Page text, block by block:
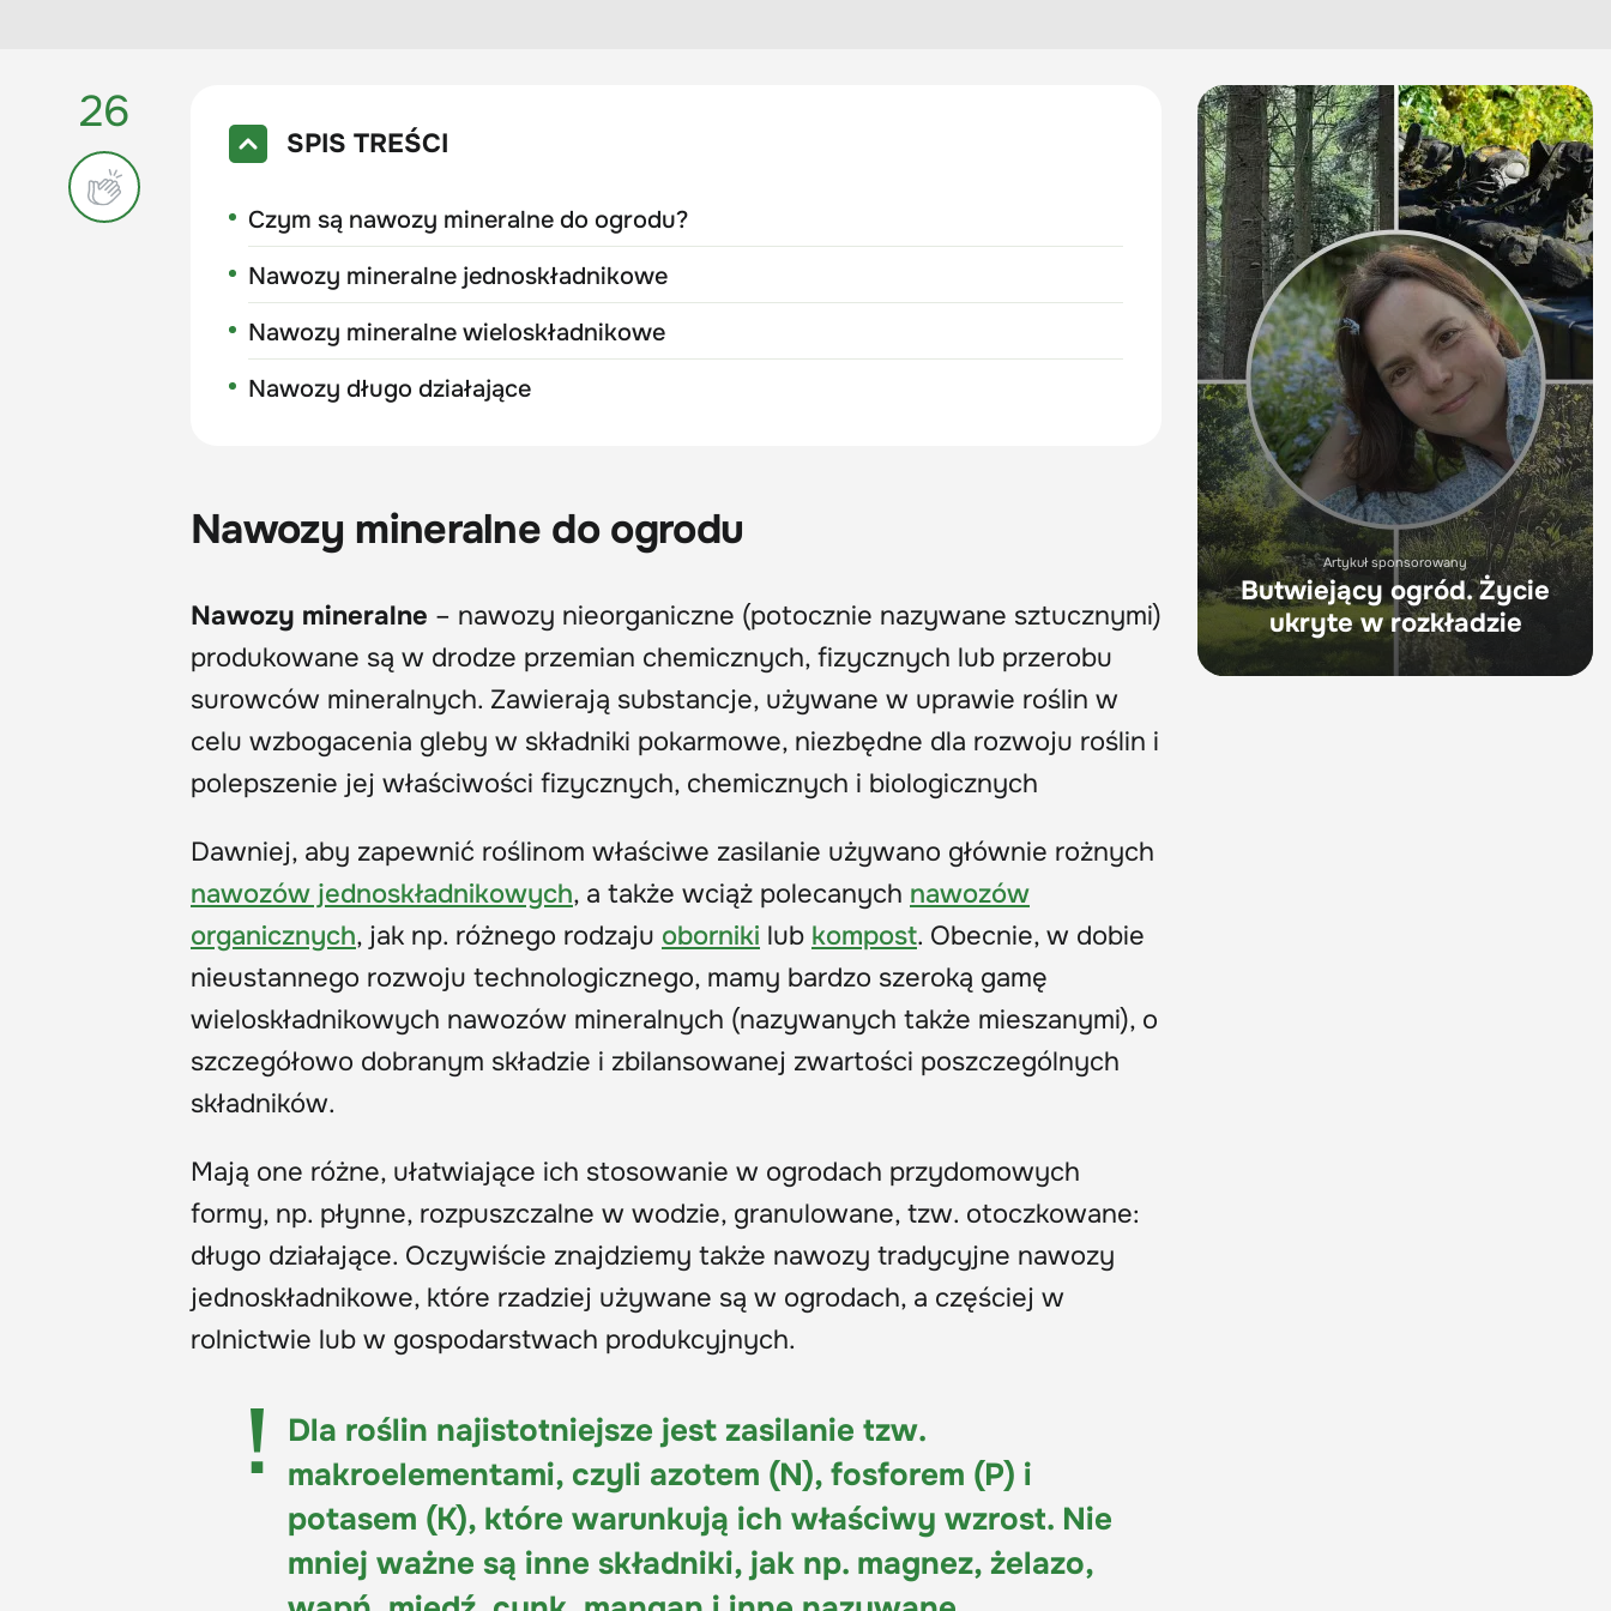
26
SPIS TREŚCI
Czym są nawozy mineralne do ogrodu?
Nawozy mineralne jednoskładnikowe
Nawozy mineralne wieloskładnikowe
Nawozy długo działające
Nawozy mineralne do ogrodu
Nawozy mineralne – nawozy nieorganiczne (potocznie nazywane sztucznymi)
produkowane są w drodze przemian chemicznych, fizycznych lub przerobu
surowców mineralnych. Zawierają substancje, używane w uprawie roślin w
celu wzbogacenia gleby w składniki pokarmowe, niezbędne dla rozwoju roślin i
polepszenie jej właściwości fizycznych, chemicznych i biologicznych
Dawniej, aby zapewnić roślinom właściwe zasilanie używano głównie rożnych
nawozów jednoskładnikowych, a także wciąż polecanych nawozów
organicznych, jak np. różnego rodzaju oborniki lub kompost. Obecnie, w dobie
nieustannego rozwoju technologicznego, mamy bardzo szeroką gamę
wieloskładnikowych nawozów mineralnych (nazywanych także mieszanymi), o
szczegółowo dobranym składzie i zbilansowanej zwartości poszczególnych
składników.
Mają one różne, ułatwiające ich stosowanie w ogrodach przydomowych
formy, np. płynne, rozpuszczalne w wodzie, granulowane, tzw. otoczkowane:
długo działające. Oczywiście znajdziemy także nawozy tradycyjne nawozy
jednoskładnikowe, które rzadziej używane są w ogrodach, a częściej w
rolnictwie lub w gospodarstwach produkcyjnych.
Dla roślin najistotniejsze jest zasilanie tzw.
makroelementami, czyli azotem (N), fosforem (P) i
potasem (K), które warunkują ich właściwy wzrost. Nie
mniej ważne są inne składniki, jak np. magnez, żelazo,
Artykuł sponsorowany
Butwiejący ogród. Życie
ukryte w rozkładzie